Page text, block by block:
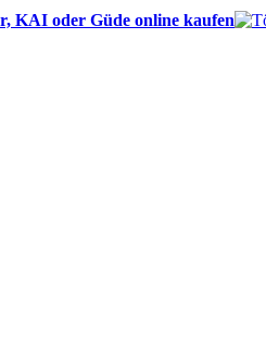
KAI oder Güde online kaufen